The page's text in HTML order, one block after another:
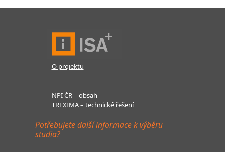
O projektu
NPI ČR – obsah
TREXIMA – technické řešení
Potřebujete další informace k výběru
studia?